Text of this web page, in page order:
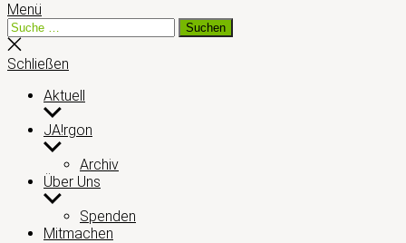
Menü
Suche
nach:
Suchen
Suche
schließen
Schließen
Aktuell
Untermenü
anzeigen
JA!rgon
Untermenü
anzeigenArchiv
Über Uns
Untermenü
anzeigenSpenden
Mitmachen